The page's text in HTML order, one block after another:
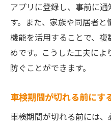
アプリに登録し、事前に
す。また、家族や同居者
機能を活用することで、
めです。こうした工夫に
防ぐことができます。
車検期間が切れる前にす
車検期間が切れる前には